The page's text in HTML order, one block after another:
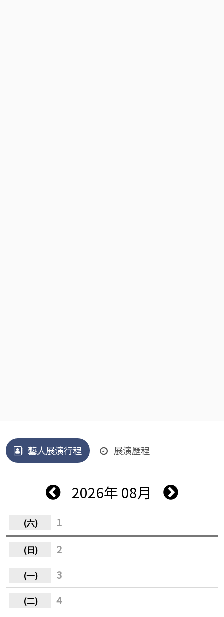
藝人展演行程 展演歷程
2026年 08月
1
2
3
4